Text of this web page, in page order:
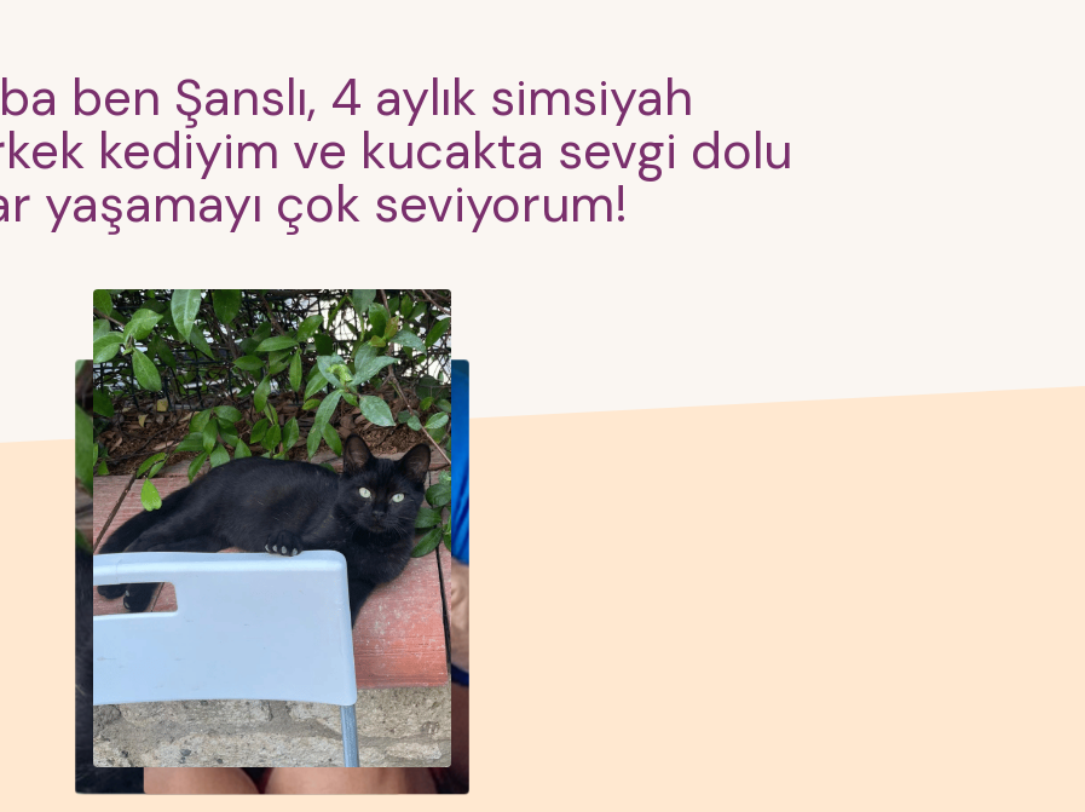
ben Şanslı, 4 aylık simsiyah
kediyim ve kucakta sevgi dolu
yaşamayı çok seviyorum!